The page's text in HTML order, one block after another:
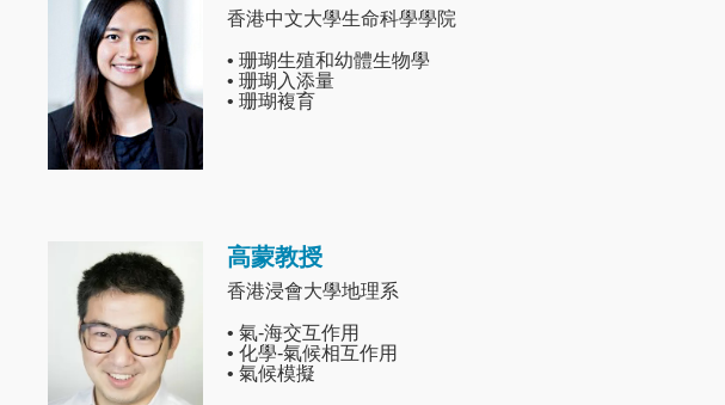
香港中文大學生命科學學院
• 珊瑚生殖和幼體生物學
• 珊瑚入添量
• 珊瑚複育
Image 高蒙教授
香港浸會大學地理系
• 氣-海交互作用
• 化學-氣候相互作用
• 氣候模擬